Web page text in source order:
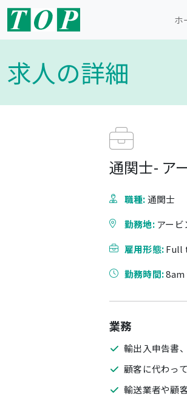
ホ
求人の詳細
通関士- ア
職種:通関士
勤務地: アービ
雇用形態:Full
勤務時間:
業務
輸出入申告書
顧客に代わっ
輸送業者や顧